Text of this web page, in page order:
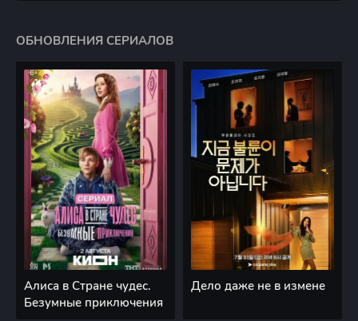
ОБНОВЛЕНИЯ СЕРИАЛОВ
Алиса в Стране чудес.
Безумные приключения
Дело даже не в измене